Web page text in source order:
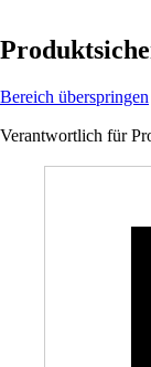
Bereich überspringen
Verantwortlich für